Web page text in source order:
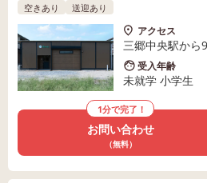
空きあり 送迎あり
アクセス
三郷中央駅から
受入年齢
未就学 小学生
1分で完了！
お問い合わせ
（無料）